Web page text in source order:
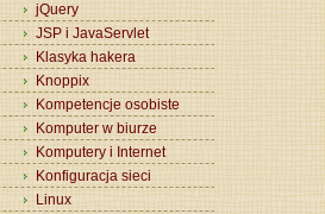
jQuery
JSP i JavaServlet
Klasyka hakera
Knoppix
Kompetencje osobiste
Komputer w biurze
Komputery i Internet
Konfiguracja sieci
Linux